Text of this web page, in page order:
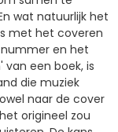
wat natuurlijk het
met het coveren
en het
van een boek, is
die muziek
naar de cover
origineel zou